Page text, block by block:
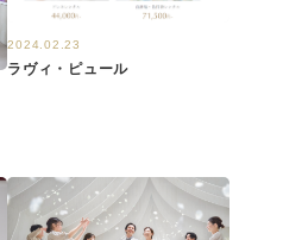
2024.02.23
ラヴィ・ピュール